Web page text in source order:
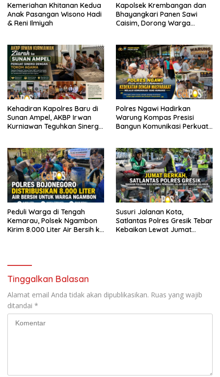
Kemeriahan Khitanan Kedua
Anak Pasangan Wisono Hadi
& Reni Ilmiyah
Kapolsek Krembangan dan
Bhayangkari Panen Sawi
Caisim, Dorong Warga
Kehadiran Kapolres Baru di
Sunan Ampel, AKBP Irwan
Kurniawan Teguhkan Sinergi
Polres Ngawi Hadirkan
Warung Kompas Presisi
Bangun Komunikasi Perkuat
Peduli Warga di Tengah
Kemarau, Polsek Ngambon
Kirim 8.000 Liter Air Bersih ke
Susuri Jalanan Kota,
Satlantas Polres Gresik Tebar
Kebaikan Lewat Jumat
Tinggalkan Balasan
Alamat email Anda tidak akan dipublikasikan. Ruas yang wajib
ditandai *